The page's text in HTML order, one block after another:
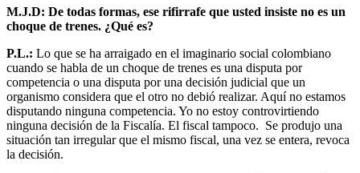
M.J.D: De todas formas, ese rifirrafe que usted insiste no es un
choque de trenes. ¿Qué es?
P.L.: Lo que se ha arraigado en el imaginario social colombiano
cuando se habla de un choque de trenes es una disputa por
competencia o una disputa por una decisión judicial que un
organismo considera que el otro no debió realizar. Aquí no estamos
disputando ninguna competencia. Yo no estoy controvirtiendo
ninguna decisión de la Fiscalía. El fiscal tampoco. Se produjo una
situación tan irregular que el mismo fiscal, una vez se entera, revoca
la decisión.